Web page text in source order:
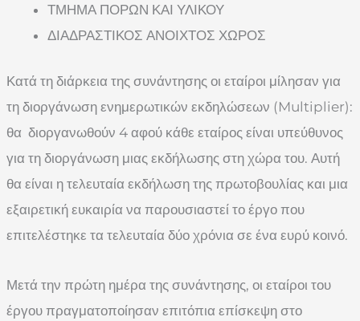
ΤΜΗΜΑ ΠΟΡΩΝ ΚΑΙ ΥΛΙΚΟΥ
ΔΙΑΔΡΑΣΤΙΚΟΣ ΑΝΟΙΧΤΟΣ ΧΩΡΟΣ
Κατά τη διάρκεια της συνάντησης οι εταίροι μίλησαν για
τη διοργάνωση ενημερωτικών εκδηλώσεων (Multiplier):
θα διοργανωθούν 4 αφού κάθε εταίρος είναι υπεύθυνος
για τη διοργάνωση μιας εκδήλωσης στη χώρα του. Αυτή
θα είναι η τελευταία εκδήλωση της πρωτοβουλίας και μια
εξαιρετική ευκαιρία να παρουσιαστεί το έργο που
επιτελέστηκε τα τελευταία δύο χρόνια σε ένα ευρύ κοινό.
Μετά την πρώτη ημέρα της συνάντησης, οι εταίροι του
έργου πραγματοποίησαν επιτόπια επίσκεψη στο